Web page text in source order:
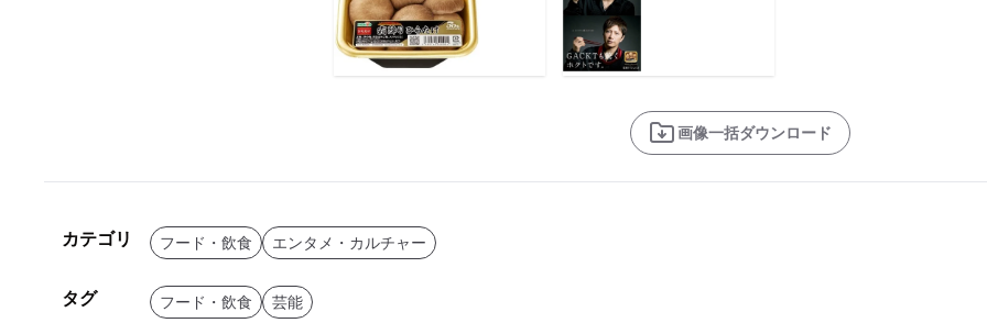
画像一括ダウンロード
カテゴリ フード・飲食 エンタメ・カルチャー
タグ フード・飲食 芸能